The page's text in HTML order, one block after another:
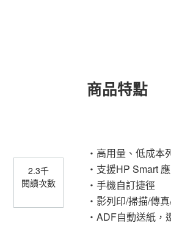
2.3千
閱讀次數
商品特點
・高用量、低成本
・支援HP Smart
・手機自訂捷徑
・影列印/掃描/傳
・ADF自動送紙，